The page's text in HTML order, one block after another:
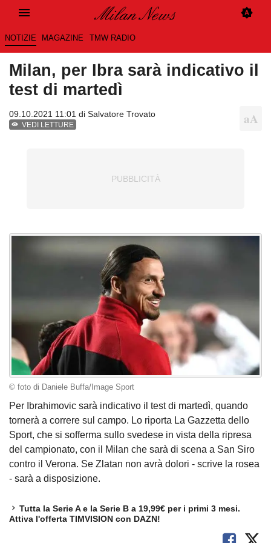
NOTIZIE MAGAZINE TMW RADIO
Milan, per Ibra sarà indicativo il
test di martedì
09.10.2021 11:01 di Salvatore Trovato
VEDI LETTURE
© foto di Daniele Buffa/Image Sport
Per Ibrahimovic sarà indicativo il test di martedì, quando
tornerà a correre sul campo. Lo riporta La Gazzetta dello
Sport, che si sofferma sullo svedese in vista della ripresa
del campionato, con il Milan che sarà di scena a San Siro
contro il Verona. Se Zlatan non avrà dolori - scrive la rosea
- sarà a disposizione.
Tutta la Serie A e la Serie B a 19,99€ per i primi 3 mesi.
Attiva l'offerta TIMVISION con DAZN!